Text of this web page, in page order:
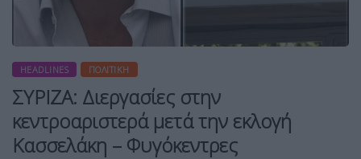
HEADLINES ΠΟΛΙΤΙΚΉ
ΣΥΡΙΖΑ: Διεργασίες στην
κεντροαριστερά μετά την εκλογή
Κασσελάκη – Φυγόκεντρες